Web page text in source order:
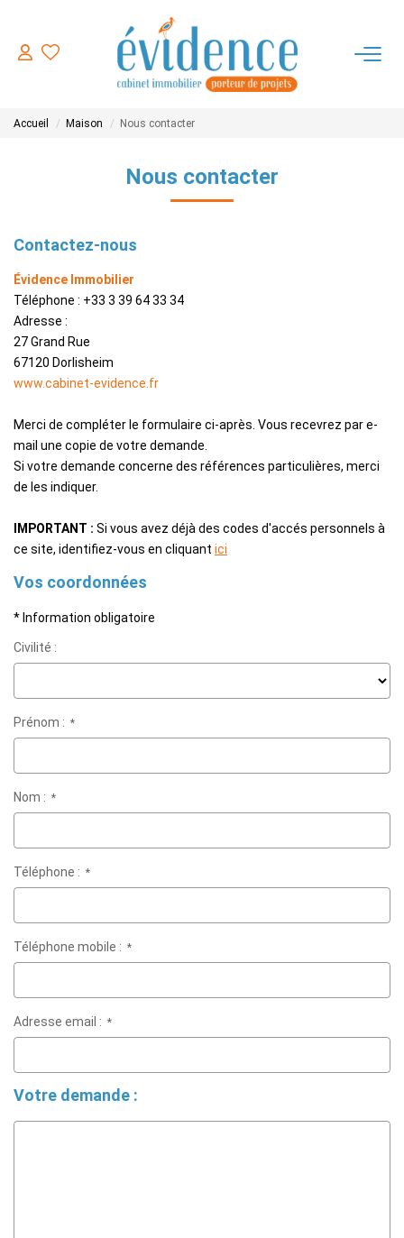
ACHETER
ESTIMER
NOTRE AGENCE
Accueil Maison Nous contacter
Nous contacter
Contactez-nous
Évidence Immobilier
Téléphone : +33 3 39 64 33 34
Adresse :
27 Grand Rue
67120 Dorlisheim
www.cabinet-evidence.fr
Merci de compléter le formulaire ci-après. Vous recevrez par e-
mail une copie de votre demande.
Si votre demande concerne des références particulières, merci
de les indiquer.
IMPORTANT : Si vous avez déjà des codes d'accés personnels à
ce site, identifiez-vous en cliquant ici
Vos coordonnées
* Information obligatoire
Civilité :
Prénom : *
Nom : *
Téléphone : *
Téléphone mobile : *
Adresse email : *
Votre demande :